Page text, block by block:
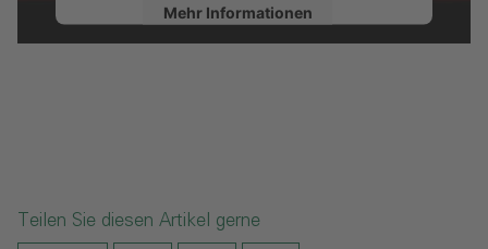
Mehr Informationen
Teilen Sie diesen Artikel gerne